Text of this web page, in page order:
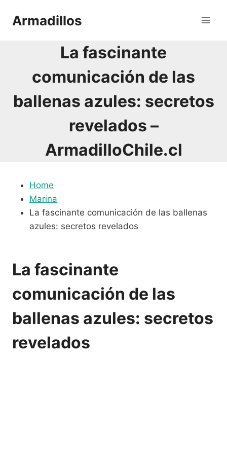
Armadillos
La fascinante
comunicación de las
ballenas azules: secretos
revelados –
ArmadilloChile.cl
Home
Marina
La fascinante comunicación de las ballenas
azules: secretos revelados
La fascinante
comunicación de las
ballenas azules: secretos
revelados